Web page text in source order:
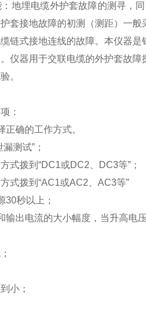
地埋电缆外护套故障的测寻，
套接地故障的初测（测距）一
链式接地连线的故障。本仪器
仪器用于交联电缆的外护套故
。
：
正确的工作方式。
测试”；
式拨到“DC1或DC2 DC3等”；
式拨到“AC1或AC2 AC3等”
30秒以上；
出电流的大小幅度，当升高电
小；